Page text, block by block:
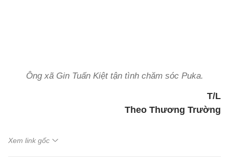
Ông xã Gin Tuấn Kiệt tận tình chăm sóc Puka.
T/L
Theo Thương Trường
Xem link gốc